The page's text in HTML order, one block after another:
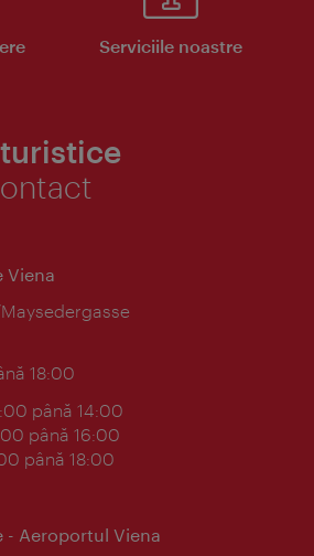
Serviciile noastre
Viena
18:00
până 14:00
până 16:00
până 18:00
Aeroportul Viena